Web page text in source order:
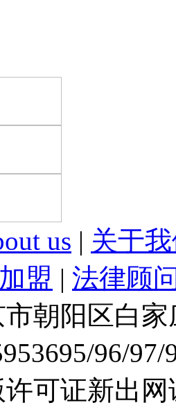
us | 关于
盟 | 法律顾
朝阳区白
96/
可证新出